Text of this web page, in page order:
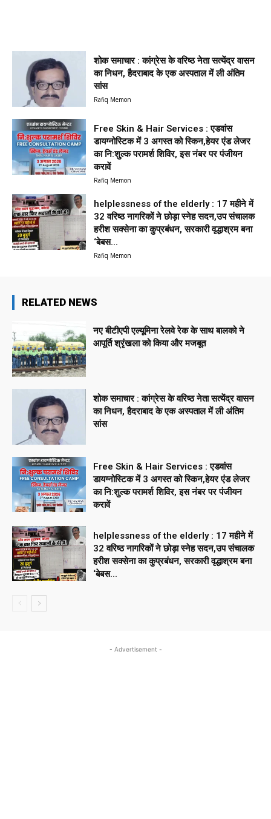
शोक समाचार : कांग्रेस के वरिष्ठ नेता सत्येंद्र वासन
का निधन, हैदराबाद के एक अस्पताल में ली अंतिम
सांस
Rafiq Memon
Free Skin & Hair Services : एडवांस
डायग्नोस्टिक में 3 अगस्त को स्किन,हेयर एंड लेजर
का नि:शुल्क परामर्श शिविर, इस नंबर पर पंजीयन
करावें
Rafiq Memon
helplessness of the elderly : 17 महीने में
32 वरिष्ठ नागरिकों ने छोड़ा स्नेह सदन,उप संचालक
हरीश सक्सेना का कुप्रबंधन, सरकारी वृद्धाश्रम बना
‘बेबस...
Rafiq Memon
RELATED NEWS
नए बीटीएपी एल्यूमिना रेलवे रेक के साथ बालको ने
आपूर्ति श्रृंखला को किया और मजबूत
शोक समाचार : कांग्रेस के वरिष्ठ नेता सत्येंद्र वासन
का निधन, हैदराबाद के एक अस्पताल में ली अंतिम
सांस
Free Skin & Hair Services : एडवांस
डायग्नोस्टिक में 3 अगस्त को स्किन,हेयर एंड लेजर
का नि:शुल्क परामर्श शिविर, इस नंबर पर पंजीयन
करावें
helplessness of the elderly : 17 महीने में
32 वरिष्ठ नागरिकों ने छोड़ा स्नेह सदन,उप संचालक
हरीश सक्सेना का कुप्रबंधन, सरकारी वृद्धाश्रम बना
‘बेबस...
- Advertisement -